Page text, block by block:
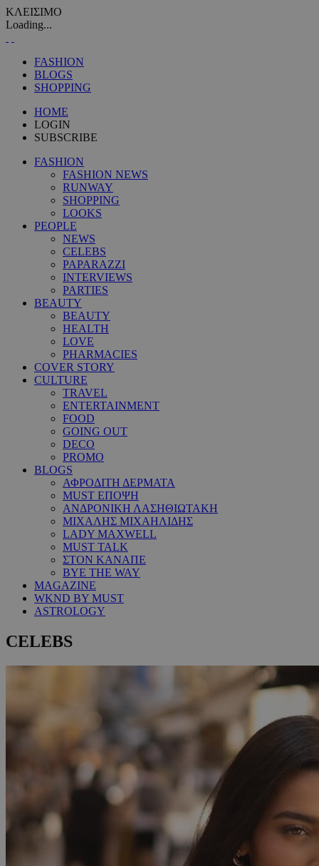
ΚΛΕΙΣΙΜΟ
Loading...
FASHION
BLOGS
SHOPPING
HOME
LOGIN
SUBSCRIBE
FASHION
FASHION NEWS
RUNWAY
SHOPPING
LOOKS
PEOPLE
NEWS
CELEBS
PAPARAZZI
INTERVIEWS
PARTIES
BEAUTY
BEAUTY
HEALTH
LOVE
PHARMACIES
COVER STORY
CULTURE
TRAVEL
ENTERTAINMENT
FOOD
GOING OUT
DECO
PROMO
BLOGS
ΑΦΡΟΔΙΤΗ ΔΕΡΜΑΤΑ
MUST ΕΠΟΨΗ
ΑΝΔΡΟΝΙΚΗ ΛΑΣΗΘΙΩΤΑΚΗ
ΜΙΧΑΛΗΣ ΜΙΧΑΗΛΙΔΗΣ
LADY MAXWELL
MUST TALK
ΣΤΟΝ ΚΑΝΑΠΕ
BYE THE WAY
MAGAZINE
WKND BY MUST
ASTROLOGY
CELEBS